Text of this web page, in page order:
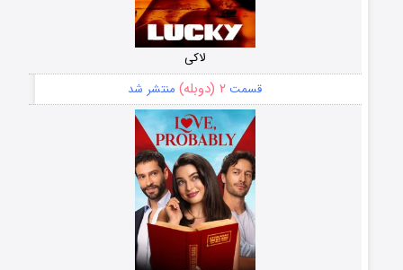
لاکی
قسمت ۲ (دوبله) منتشر شد